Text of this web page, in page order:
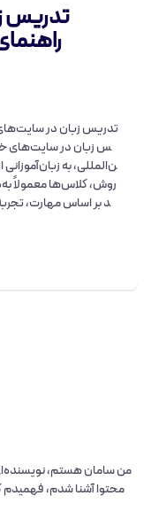
تدریس
تدریس زبان در
س زبان در سایت‌های
ن‌المللی، به
روش، کلاس‌ها معمولاً
د بر اساس مهارت،
من سامان هستم،
محتوا آشنا شدم، فهمیدم